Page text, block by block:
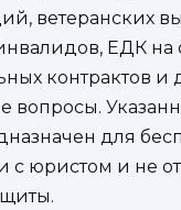
ветеранских
ЕДК на
контрактов и
вопросы.
для
с юристом и не